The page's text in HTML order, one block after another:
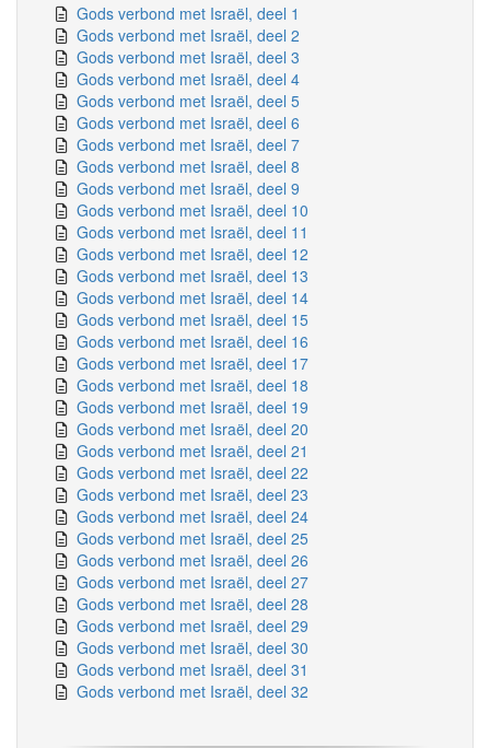
Gods verbond met Israël, deel 1
Gods verbond met Israël, deel 2
Gods verbond met Israël, deel 3
Gods verbond met Israël, deel 4
Gods verbond met Israël, deel 5
Gods verbond met Israël, deel 6
Gods verbond met Israël, deel 7
Gods verbond met Israël, deel 8
Gods verbond met Israël, deel 9
Gods verbond met Israël, deel 10
Gods verbond met Israël, deel 11
Gods verbond met Israël, deel 12
Gods verbond met Israël, deel 13
Gods verbond met Israël, deel 14
Gods verbond met Israël, deel 15
Gods verbond met Israël, deel 16
Gods verbond met Israël, deel 17
Gods verbond met Israël, deel 18
Gods verbond met Israël, deel 19
Gods verbond met Israël, deel 20
Gods verbond met Israël, deel 21
Gods verbond met Israël, deel 22
Gods verbond met Israël, deel 23
Gods verbond met Israël, deel 24
Gods verbond met Israël, deel 25
Gods verbond met Israël, deel 26
Gods verbond met Israël, deel 27
Gods verbond met Israël, deel 28
Gods verbond met Israël, deel 29
Gods verbond met Israël, deel 30
Gods verbond met Israël, deel 31
Gods verbond met Israël, deel 32